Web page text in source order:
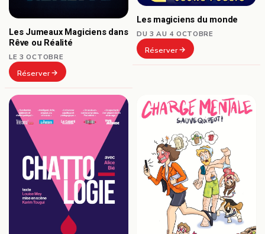
Les Jumeaux Magiciens dans
Rêve ou Réalité
LE 3 OCTOBRE
Réserver
Les magiciens du monde
DU 3 AU 4 OCTOBRE
Réserver